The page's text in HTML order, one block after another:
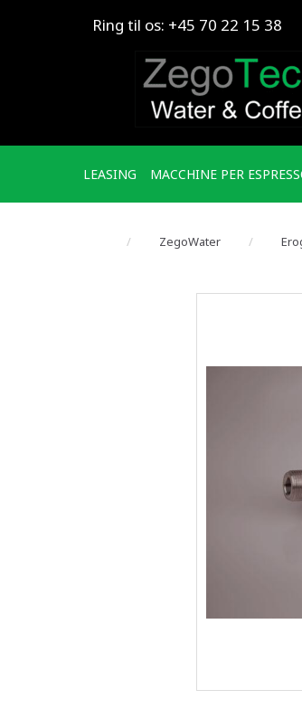
Ring til os: +45 70 22 15 38
LEASING MACCHINE PER
ZegoWater